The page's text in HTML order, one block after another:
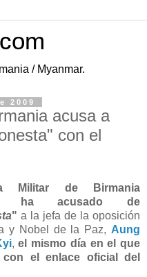
/ Myanmar.
2009
acusa a
con el
Militar de Birmania
ha acusado de
" a la jefa de la oposición
y Nobel de la Paz, Aung
,el mismo día en el que
el enlace oficial del